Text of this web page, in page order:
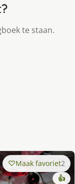
te staan.
Maak favoriet2
👍